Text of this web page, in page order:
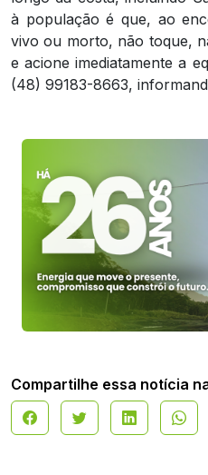
à população é que, ao
vivo ou morto, não toque,
e acione imediatamente a
(48) 99183-8663,
Compartilhe essa notícia